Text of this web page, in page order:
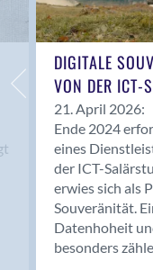
Balsthal
Balzers
Basel
Bassersdorf
Belp
Bendern
Benken (SG)
Bergdietikon
Berlin
Bern
Bern - Liebefeld
DIGITALE
VON DER ICT-
21. April 2026:
Ende 2024
eines
der ICT-
erwies sich als
Souveränität.
Datenhoheit
besonders